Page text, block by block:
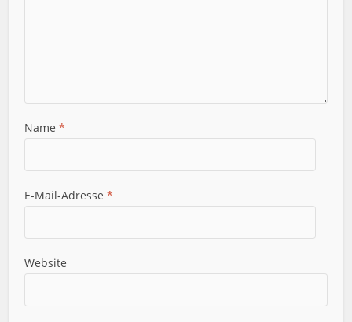
Name*
E-Mail-Adresse*
Website